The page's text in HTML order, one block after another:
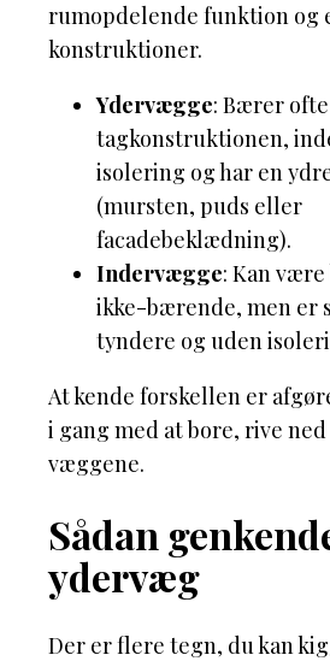
rumopdelende funktion og
konstruktioner.
Ydervægge: Bærer ofte
tagkonstruktionen,
isolering og har en
(mursten, puds eller
facadebeklædning).
Indervægge: Kan
ikke-bærende, men er
tyndere og uden
At kende forskellen er
i gang med at bore, rive
væggene.
Sådan
ydervæg
Der er flere tegn, du kan